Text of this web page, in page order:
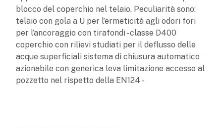
blocco del coperchio nel telaio. Peculiarità sono:
telaio con gola a U per l’ermeticità agli odori fori
per l’ancoraggio con tirafondi - classe D400
coperchio con rilievi studiati per il deflusso delle
acque superficiali sistema di chiusura automatico
azionabile con generica leva limitazione accesso al
pozzetto nel rispetto della EN124 -